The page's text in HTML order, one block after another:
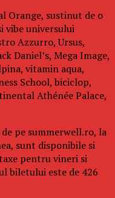
Orange, sustinut de o
vibe universului
Azzurro, Ursus,
Daniel’s, Mega Image,
vitamin aqua,
School, biciclop,
Athénée Palace,
pe summerwell.ro, la
sunt disponibile si
pentru vineri si
biletului este de 426